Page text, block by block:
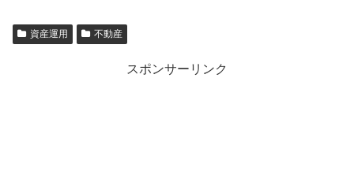
資産運用 不動産
スポンサーリンク